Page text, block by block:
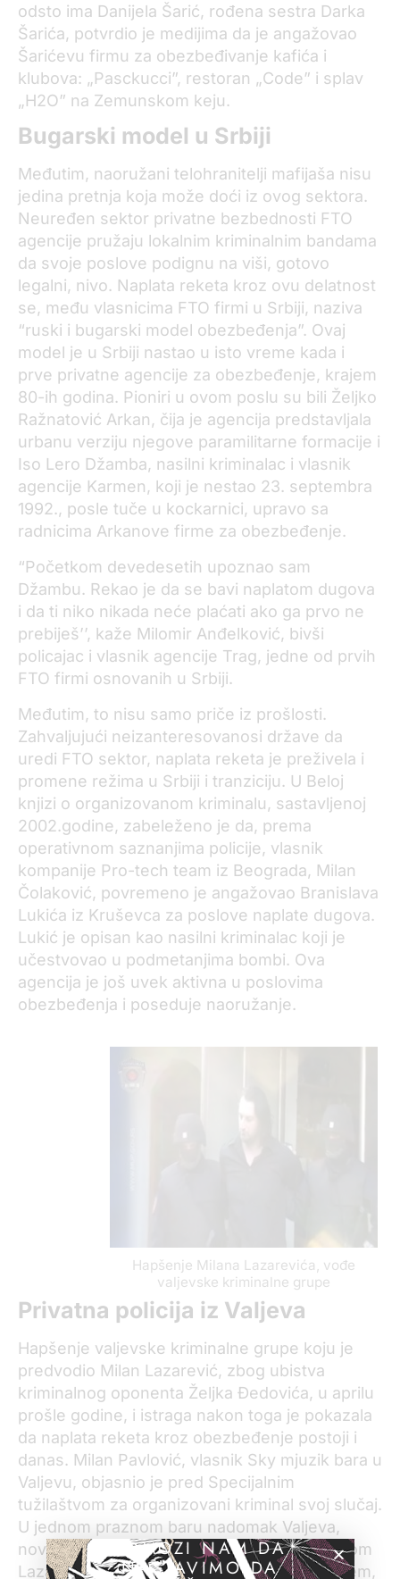
odsto ima Danijela Šarić, rođena sestra Darka
Šarića, potvrdio je medijima da je angažovao
Šarićevu firmu za obezbeđivanje kafića i
klubova: „Pasckucci”, restoran „Code” i splav
„H2O” na Zemunskom keju.
Bugarski model u Srbiji
Međutim, naoružani telohranitelji mafijaša nisu
jedina pretnja koja može doći iz ovog sektora.
Neuređen sektor privatne bezbednosti FTO
agencije pružaju lokalnim kriminalnim bandama
da svoje poslove podignu na viši, gotovo
legalni, nivo. Naplata reketa kroz ovu delatnost
se, među vlasnicima FTO firmi u Srbiji, naziva
“ruski i bugarski model obezbeđenja”. Ovaj
model je u Srbiji nastao u isto vreme kada i
prve privatne agencije za obezbeđenje, krajem
80-ih godina. Pioniri u ovom poslu su bili Željko
Ražnatović Arkan, čija je agencija predstavljala
urbanu verziju njegove paramilitarne formacije i
Iso Lero Džamba, nasilni kriminalac i vlasnik
agencije Karmen, koji je nestao 23. septembra
1992., posle tuče u kockarnici, upravo sa
radnicima Arkanove firme za obezbeđenje.
“Početkom devedesetih upoznao sam
Džambu. Rekao je da se bavi naplatom dugova
i da ti niko nikada neće plaćati ako ga prvo ne
prebiješ’’, kaže Milomir Anđelković, bivši
policajac i vlasnik agencije Trag, jedne od prvih
FTO firmi osnovanih u Srbiji.
Međutim, to nisu samo priče iz prošlosti.
Zahvaljujući neizanteresovanosi države da
uredi FTO sektor, naplata reketa je preživela i
promene režima u Srbiji i tranziciju. U Beloj
knjizi o organizovanom kriminalu, sastavljenoj
2002.godine, zabeleženo je da, prema
operativnom saznanjima policije, vlasnik
kompanije Pro-tech team iz Beograda, Milan
Čolaković, povremeno je angažovao Branislava
Lukića iz Kruševca za poslove naplate dugova.
Lukić je opisan kao nasilni kriminalac koji je
učestvovao u podmetanjima bombi. Ova
agencija je još uvek aktivna u poslovima
obezbeđenja i poseduje naoružanje.
Hapšenje Milana Lazarevića, vođe
valjevske kriminalne grupe
Privatna policija iz Valjeva
Hapšenje valjevske kriminalne grupe koju je
predvodio Milan Lazarević, zbog ubistva
kriminalnog oponenta Željka Đedovića, u aprilu
prošle godine, i istraga nakon toga je pokazala
da naplata reketa kroz obezbeđenje postoji i
danas. Milan Pavlović, vlasnik Sky mjuzik bara u
Valjevu, objasnio je pred Specijalnim
tužilaštvom za organizovani kriminal svoj slučaj.
U jednom praznom baru nadomak Valjeva,
novembra 2006.godine, susreo se sa Milanom
Lazarevićem, agresivnim lokalnim kriminalcem,
POMOZI NAM DA
NASTAVIMO DA